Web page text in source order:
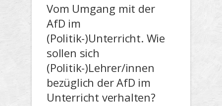
Vom Umgang mit der
AfD im
(Politik-)Unterricht. Wie
sollen sich
(Politik-)Lehrer/innen
bezüglich der AfD im
Unterricht verhalten?